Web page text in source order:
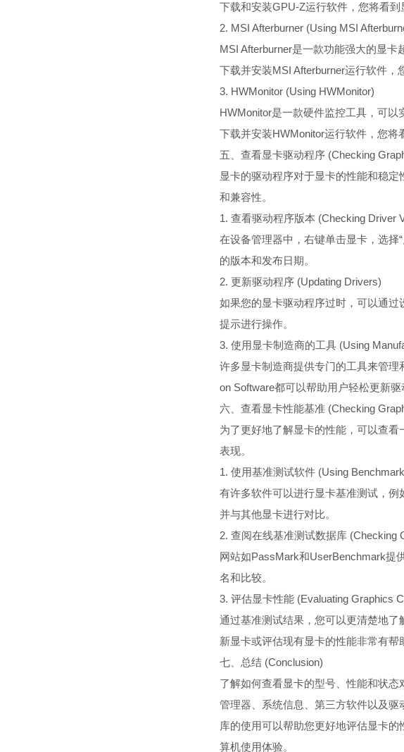
下载和安装GPU-Z运行软件，您将看到
2. MSI Afterburner (Using MSI
MSI Afterburner是一款功能强大的显卡
下载并安装MSI Afterburner运行软件，
3. HWMonitor (Using HWMonitor)
HWMonitor是一款硬件监控工具，可以
下载并安装HWMonitor运行软件，您将
五、查看显卡驱动程序 (Checking
显卡的驱动程序对于显卡的性能和稳
和兼容性。
1. 查看驱动程序版本 (Checking Driver
在设备管理器中，右键单击显卡，选择
的版本和发布日期。
2. 更新驱动程序 (Updating Drivers)
如果您的显卡驱动程序过时，可以通过
提示进行操作。
3. 使用显卡制造商的工具 (Using
许多显卡制造商提供专门的工具来管
on Software都可以帮助用户轻松更新驱
六、查看显卡性能基准 (Checking
为了更好地了解显卡的性能，可以查
表现。
1. 使用基准测试软件 (Using
有许多软件可以进行显卡基准测试，例
并与其他显卡进行对比。
2. 查阅在线基准测试数据库 (Checking
网站如PassMark和UserBenchmark提
名和比较。
3. 评估显卡性能 (Evaluating Graphics
通过基准测试结果，您可以更清楚地
新显卡或评估现有显卡的性能非常有帮
七、总结 (Conclusion)
了解如何查看显卡的型号、性能和状
管理器、系统信息、第三方软件以及
库的使用可以帮助您更好地评估显卡
算机使用体验。